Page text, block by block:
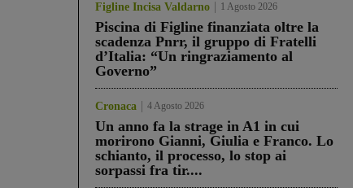
Figline Incisa Valdarno 1 Agosto 2026
Piscina di Figline finanziata oltre la
scadenza Pnrr, il gruppo di Fratelli
d’Italia: “Un ringraziamento al
Governo”
Cronaca 4 Agosto 2026
Un anno fa la strage in A1 in cui
morirono Gianni, Giulia e Franco. Lo
schianto, il processo, lo stop ai
sorpassi fra tir....